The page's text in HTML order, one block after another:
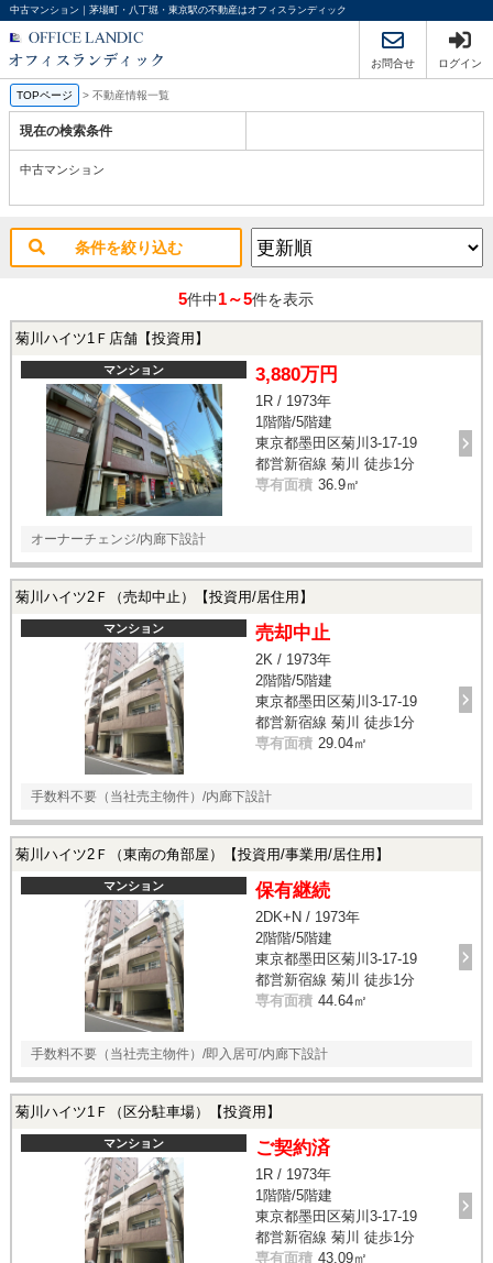
中古マンション｜茅場町・八丁堀・東京駅の不動産はオフィスランディック
お問合せ ログイン
TOPページ > 不動産情報一覧
現在の検索条件
中古マンション
条件を絞り込む
5件中1～5件を表示
菊川ハイツ1Ｆ店舗【投資用】
マンション 3,880万円
1R / 1973年
1階階/5階建
東京都墨田区菊川3-17-19
都営新宿線 菊川 徒歩1分
専有面積 36.9㎡
オーナーチェンジ/内廊下設計
菊川ハイツ2Ｆ（売却中止）【投資用/居住用】
マンション 売却中止
2K / 1973年
2階階/5階建
東京都墨田区菊川3-17-19
都営新宿線 菊川 徒歩1分
専有面積 29.04㎡
手数料不要（当社売主物件）/内廊下設計
菊川ハイツ2Ｆ（東南の角部屋）【投資用/事業用/居住用】
マンション 保有継続
2DK+N / 1973年
2階階/5階建
東京都墨田区菊川3-17-19
都営新宿線 菊川 徒歩1分
専有面積 44.64㎡
手数料不要（当社売主物件）/即入居可/内廊下設計
菊川ハイツ1Ｆ（区分駐車場）【投資用】
マンション ご契約済
1R / 1973年
1階階/5階建
東京都墨田区菊川3-17-19
都営新宿線 菊川 徒歩1分
専有面積 43.09㎡